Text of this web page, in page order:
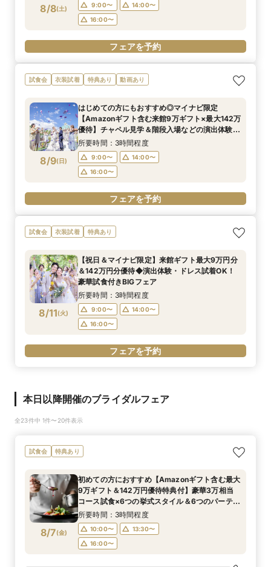
8/8(土) 9:00〜
14:00〜
16:00〜
フェアを予約
試食会 衣装試着 特典あり 動画あり
8/9(日)
はじめての方にもおすすめ◎マイナビ限定
【Amazonギフト含む来館9万ギフト×最大142万
優待】チャペル見学＆階段入場などの演出体験×
牛フィレコース試食をゲスト目線で体感◆理想が
叶うBIGフェア
所要時間：3時間程度
9:00〜
14:00〜
16:00〜
フェアを予約
試食会 衣装試着 特典あり
8/11(火)
【祝日＆マイナビ限定】来館ギフト最大9万円分
＆142万円分優待◆演出体験・ドレス試着OK！
豪華試食付きBIGフェア
所要時間：3時間程度
9:00〜
14:00〜
16:00〜
フェアを予約
本日以降開催のブライダルフェア
全23件中 1件〜20件表示
試食会 特典あり
8/7(金)
初めての方におすすめ【Amazonギフト含む最大
9万ギフト＆142万円優待特典付】豪華3万相当
コース試食×6つの挙式スタイル＆6つのパーティ
会場から好みの雰囲気が見つかる♪ まるっと見学
フェア
所要時間：3時間程度
10:00〜
13:30〜
16:00〜